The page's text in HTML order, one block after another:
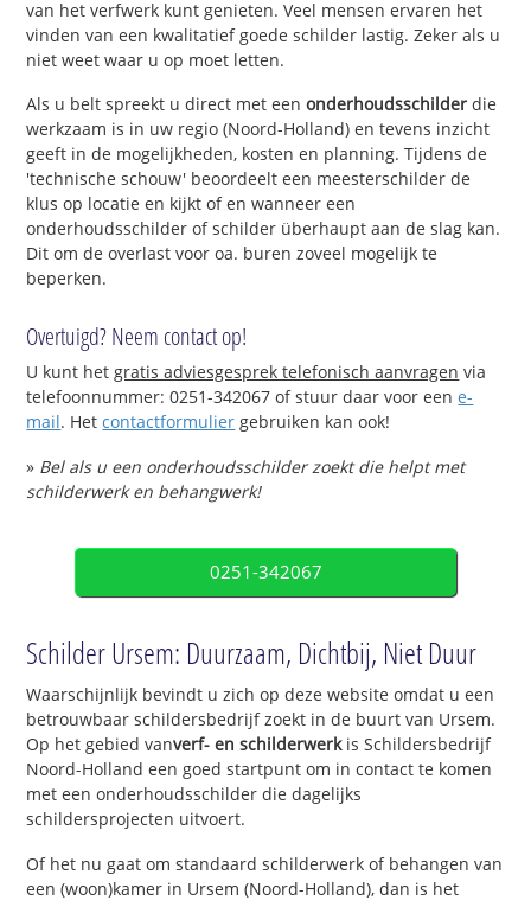
van het verfwerk kunt genieten. Veel mensen ervaren het
vinden van een kwalitatief goede schilder lastig. Zeker als u
niet weet waar u op moet letten.
Als u belt spreekt u direct met eenonderhoudsschilder die
werkzaam is in uw regio (Noord-Holland) en tevens inzicht
geeft in de mogelijkheden, kosten en planning. Tijdens de
'technische schouw' beoordeelt een meesterschilder de
klus op locatie en kijkt of en wanneer een
onderhoudsschilder of schilder überhaupt aan de slag kan.
Dit om de overlast voor oa. buren zoveel mogelijk te
beperken.
Overtuigd? Neem contact op!
U kunt hetgratis adviesgesprek telefonisch aanvragen via
telefoonnummer: 0251-342067 of stuur daar voor eene-
mail. Hetcontactformulier gebruiken kan ook!
» Bel als u een onderhoudsschilder zoekt die helpt met
schilderwerk en behangwerk!
0251-342067
Schilder Ursem: Duurzaam, Dichtbij, Niet Duur
Waarschijnlijk bevindt u zich op deze website omdat u een
betrouwbaar schildersbedrijf zoekt in de buurt van Ursem.
Op het gebied vanverf- en schilderwerkis Schildersbedrijf
Noord-Holland een goed startpunt om in contact te komen
met een onderhoudsschilder die dagelijks
schildersprojecten uitvoert.
Of het nu gaat om standaard schilderwerk of behangen van
een (woon)kamer in Ursem (Noord-Holland), dan is het